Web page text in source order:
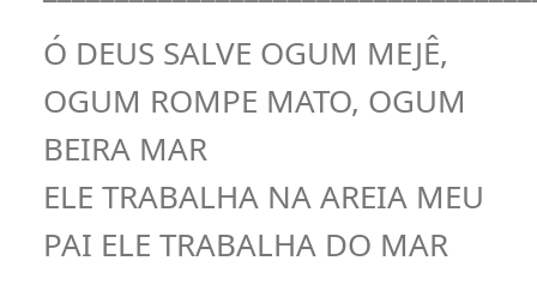
Ó DEUS SALVE OGUM MEJÊ,
OGUM ROMPE MATO, OGUM
BEIRA MAR
ELE TRABALHA NA AREIA MEU
PAI ELE TRABALHA DO MAR